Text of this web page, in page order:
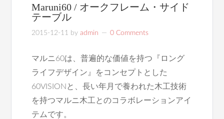
Maruni60 / オークフレーム・サイド
テーブル
2015-12-11 byadmin 0 Comments
マルニ60は、普遍的な価値を持つ『ロング
ライフデザイン』をコンセプトとした
60VISIONと、長い年月で養われた木工技術
を持つマルニ木工とのコラボレーションアイ
テムです。